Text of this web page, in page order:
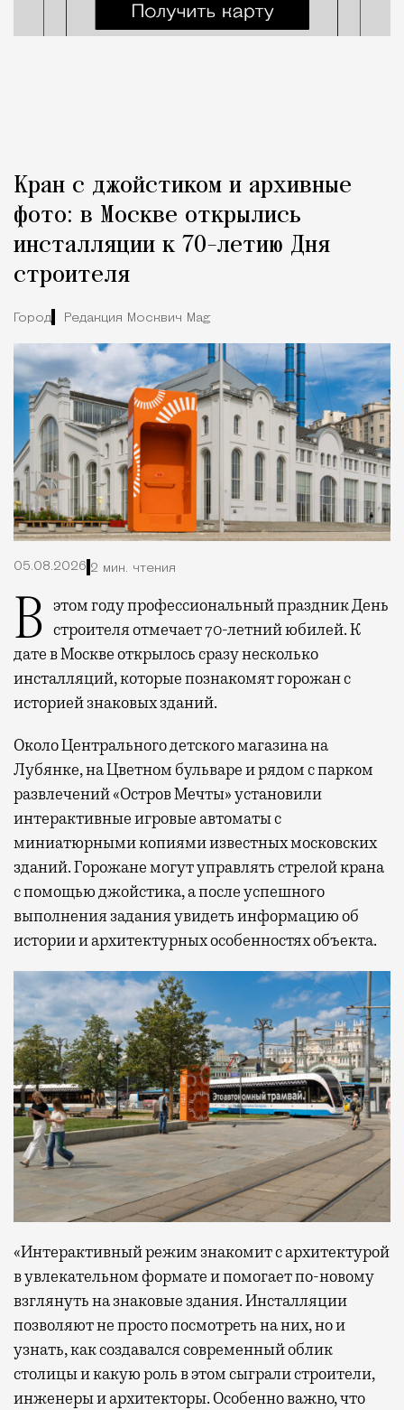
Кран с джойстиком и архивные
фото: в Москве открылись
инсталляции к 70-летию Дня
строителя
Город Редакция Москвич Mag
05.08.2026 2 мин. чтения
В этом году профессиональный праздник День строителя отмечает 70-летний юбилей. К
дате в Москве открылось сразу несколько
инсталляций, которые познакомят горожан с
историей знаковых зданий.
Около Центрального детского магазина на
Лубянке, на Цветном бульваре и рядом с парком
развлечений «Остров Мечты» установили
интерактивные игровые автоматы с
миниатюрными копиями известных московских
зданий. Горожане могут управлять стрелой крана
с помощью джойстика, а после успешного
выполнения задания увидеть информацию об
истории и архитектурных особенностях объекта.
«Интерактивный режим знакомит с архитектурой
в увлекательном формате и помогает по-новому
взглянуть на знаковые здания. Инсталляции
позволяют не просто посмотреть на них, но и
узнать, как создавался современный облик
столицы и какую роль в этом сыграли строители,
инженеры и архитекторы. Особенно важно, что